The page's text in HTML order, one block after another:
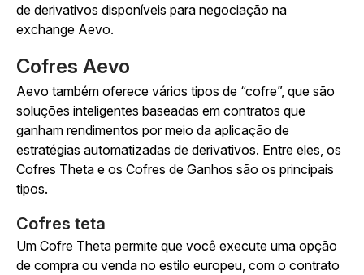
de derivativos disponíveis para negociação na
exchange Aevo.
Cofres Aevo
Aevo também oferece vários tipos de “cofre”, que são
soluções inteligentes baseadas em contratos que
ganham rendimentos por meio da aplicação de
estratégias automatizadas de derivativos. Entre eles, os
Cofres Theta e os Cofres de Ganhos são os principais
tipos.
Cofres teta
Um Cofre Theta permite que você execute uma opção
de compra ou venda no estilo europeu, com o contrato